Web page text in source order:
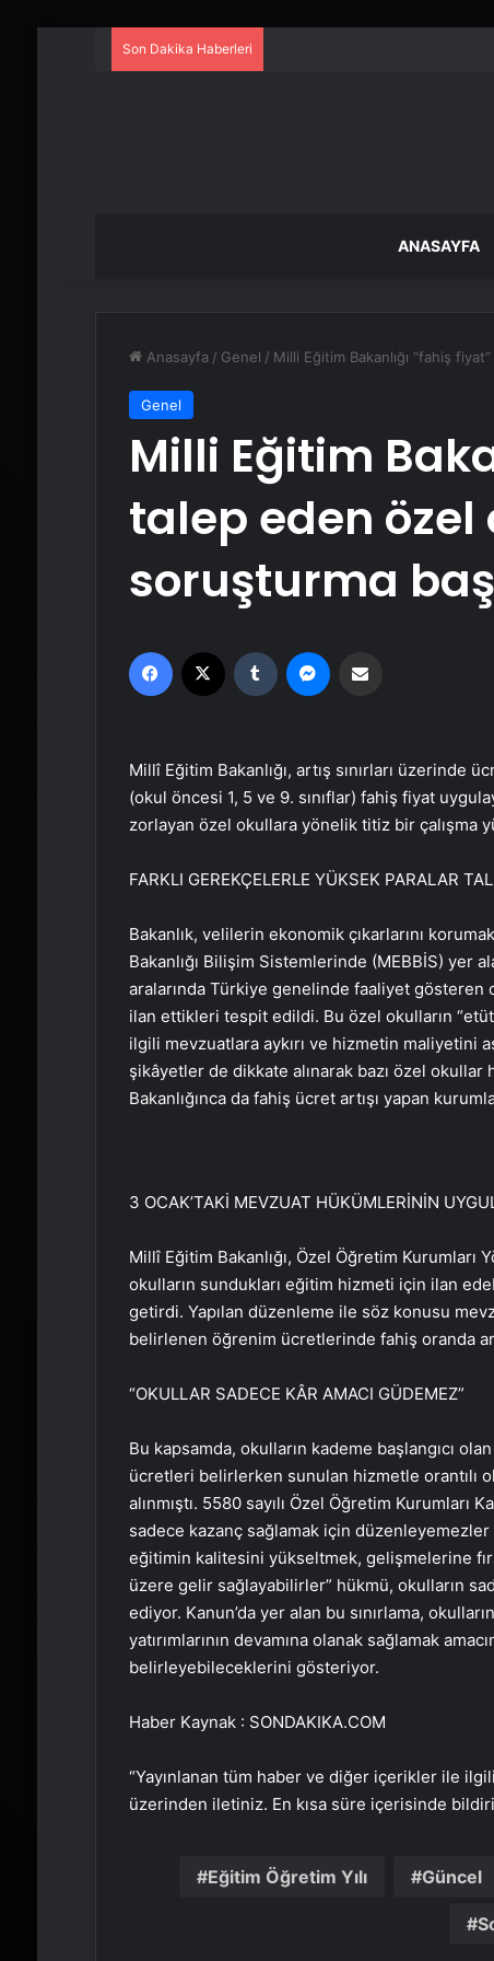
Son Dakika Haberleri
ANASAYFA
Anasayfa / Genel / Milli Eğitim Bakanlığı “fahiş
Genel
Milli Eğitim
talep eden
soruşturma
Facebook Tumblr
Millî Eğitim Bakanlığı, artış sınırları üzerinde
(okul öncesi 1, 5 ve 9. sınıflar) fahiş fiyat
zorlayan özel okullara yönelik titiz bir çalışma
FARKLI GEREKÇELERLE YÜKSEK PARALAR
Bakanlık, velilerin ekonomik çıkarlarını
Bakanlığı Bilişim Sistemlerinde (MEBBİS) yer
aralarında Türkiye genelinde faaliyet gösteren
ilan ettikleri tespit edildi. Bu özel okulların
ilgili mevzuatlara aykırı ve hizmetin maliyetini
şikâyetler de dikkate alınarak bazı özel
Bakanlığınca da fahiş ücret artışı yapan
3 OCAK’TAKİ MEVZUAT HÜKÜMLERİNİN
Millî Eğitim Bakanlığı, Özel Öğretim Kurumları
okulların sundukları eğitim hizmeti için ilan
getirdi. Yapılan düzenleme ile söz konusu
belirlenen öğrenim ücretlerinde fahiş oranda
“OKULLAR SADECE KÂR AMACI GÜDEMEZ”
Bu kapsamda, okulların kademe başlangıcı
ücretleri belirlerken sunulan hizmetle orantılı
alınmıştı. 5580 sayılı Özel Öğretim Kurumları
sadece kazanç sağlamak için
eğitimin kalitesini yükseltmek, gelişmelerine
üzere gelir sağlayabilirler” hükmü, okulların
ediyor. Kanun’da yer alan bu sınırlama,
yatırımlarının devamına olanak sağlamak
belirleyebileceklerini gösteriyor.
Haber Kaynak : SONDAKIKA.COM
“Yayınlanan tüm haber ve diğer içerikler ile
üzerinden iletiniz. En kısa süre içerisinde
Eğitim Öğretim Yılı Güncel